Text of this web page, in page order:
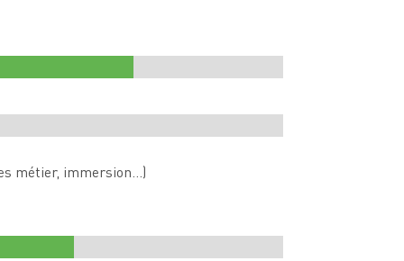
métier, immersion…)